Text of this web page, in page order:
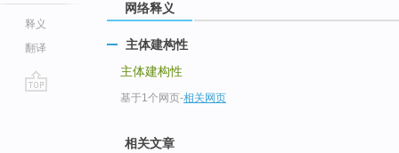
释义
翻译
网络释义
主体建构性
主体建构性
基于1个网页-相关网页
相关文章